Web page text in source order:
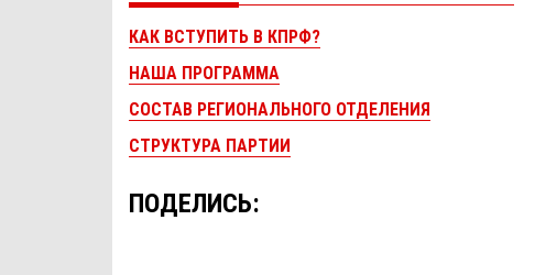
КАК ВСТУПИТЬ В КПРФ?
НАША ПРОГРАММА
СОСТАВ РЕГИОНАЛЬНОГО ОТДЕЛЕНИЯ
СТРУКТУРА ПАРТИИ
ПОДЕЛИСЬ: